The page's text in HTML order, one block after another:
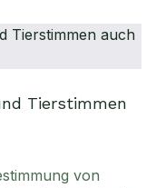
Tierstimmen
von